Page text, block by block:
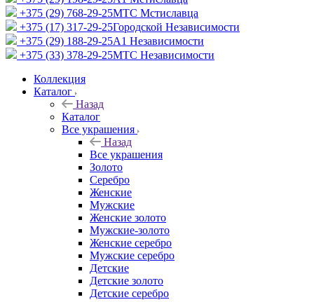
+375 (29) 768-29-25МТС Мстиславца
+375 (17) 317-29-25Городской Независимости
+375 (29) 188-29-25A1 Независимости
+375 (33) 378-29-25МТС Независимости
Коллекция
Каталог
Назад
Каталог
Все украшения
Назад
Все украшения
Золото
Серебро
Женские
Мужские
Женские золото
Мужские-золото
Женские серебро
Мужские серебро
Детские
Детские золото
Детские серебро